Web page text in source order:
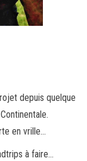
depuis quelque
en vrille…
à faire…